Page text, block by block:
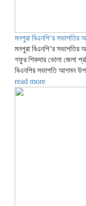
মনপুরা বিএনপি’র সভাপতির
মনপুরা বিএনপি’র
গফুর শিকদার ভোলা জেলা
বিএনপির সভাপতি আগমন
read more